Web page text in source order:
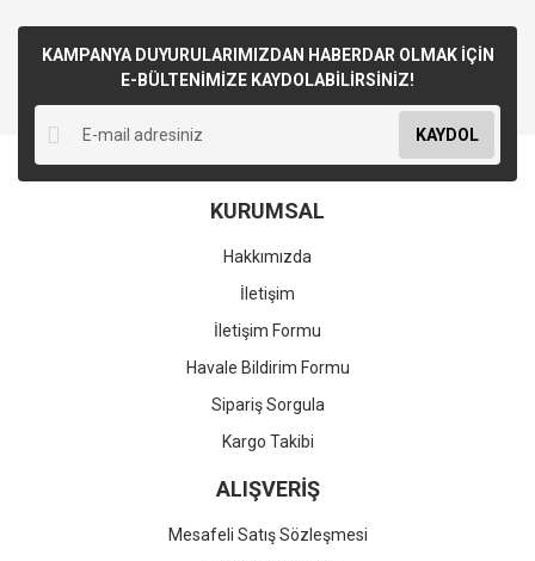
KAMPANYA DUYURULARIMIZDAN HABERDAR OLMAK İÇİN
E-BÜLTENİMİZE KAYDOLABİLİRSİNİZ!
KAYDOL
KURUMSAL
Hakkımızda
İletişim
İletişim Formu
Havale Bildirim Formu
Sipariş Sorgula
Kargo Takibi
ALIŞVERİŞ
Mesafeli Satış Sözleşmesi